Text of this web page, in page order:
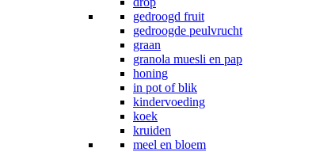
gedroogd fruit
gedroogde peulvrucht
graan
granola muesli en pap
honing
in pot of blik
kindervoeding
koek
kruiden
meel en bloem